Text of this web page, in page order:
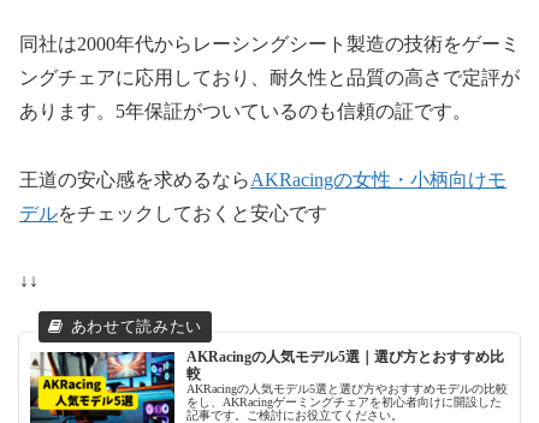
同社は2000年代からレーシングシート製造の技術をゲーミ
ングチェアに応用しており、耐久性と品質の高さで定評が
あります。5年保証がついているのも信頼の証です。
王道の安心感を求めるならAKRacingの女性・小柄向けモ
デルをチェックしておくと安心です
↓↓
AKRacingの人気モデル5選｜選び方とおすすめ比
較
AKRacingの人気モデル5選と選び方やおすすめモデルの比較
をし、AKRacingゲーミングチェアを初心者向けに開設した
記事です。ご検討にお役立てください。